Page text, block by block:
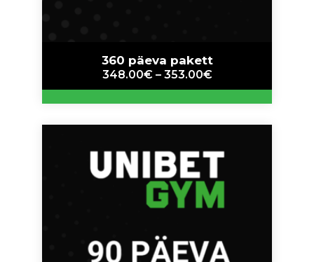
360 päeva pakett
348.00€– 353.00€
This
product
variants.
The
options
may
be
on
the